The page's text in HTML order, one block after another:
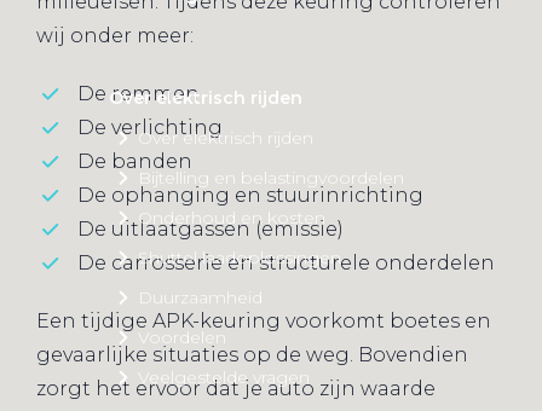
Over elektrisch rijden
Over elektrisch rijden
Bijtelling en belastingvoordelen
Onderhoud en kosten
Shuttel laadoplossingen
Duurzaamheid
Voordelen
Veelgestelde vragen
wij onder meer:
De remmen
De verlichting
De banden
De ophanging en stuurinrichting
De uitlaatgassen (emissie)
De carrosserie en structurele onderdelen
Een tijdige APK-keuring voorkomt boetes en
gevaarlijke situaties op de weg. Bovendien
zorgt het ervoor dat je auto zijn waarde